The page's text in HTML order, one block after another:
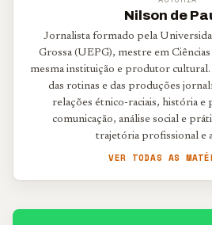
Nilson de
Jornalista formado pela
Grossa (UEPG), mestre em
mesma instituição e produtor
das rotinas e das produções
relações étnico-raciais, história e
comunicação, análise social e
trajetória profissional e
VER TODAS AS